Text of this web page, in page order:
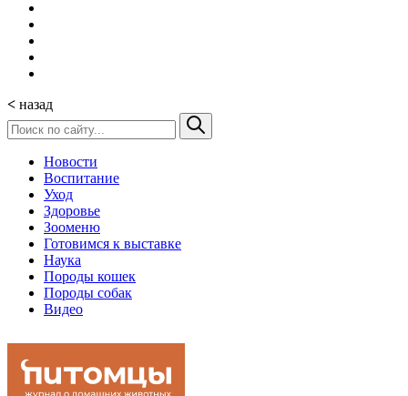
< назад
Новости
Воспитание
Уход
Здоровье
Зооменю
Готовимся к выставке
Наука
Породы кошек
Породы собак
Видео